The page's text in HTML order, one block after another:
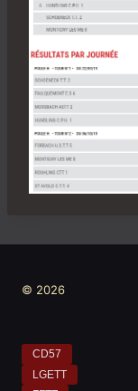
© 2026
CD57
LGETT